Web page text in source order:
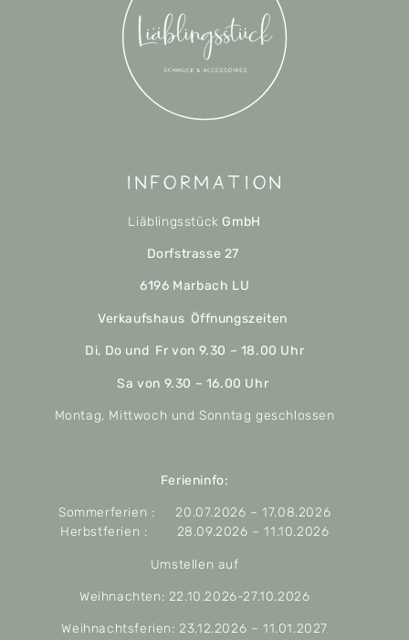
Information
Liäblingsstück GmbH
Dorfstrasse 27
6196 Marbach LU
Verkaufshaus Öffnungszeiten
Di, Do und Fr von 9.30 – 18.00 Uhr
Sa von 9.30 – 16.00 Uhr
Montag, Mittwoch und Sonntag geschlossen
Ferieninfo:
Sommerferien : 20.07.2026 – 17.08.2026
Herbstferien : 28.09.2026 – 11.10.2026
Umstellen auf
Weihnachten: 22.10.2026-27.10.2026
Weihnachtsferien: 23.12.2026 – 11.01.2027